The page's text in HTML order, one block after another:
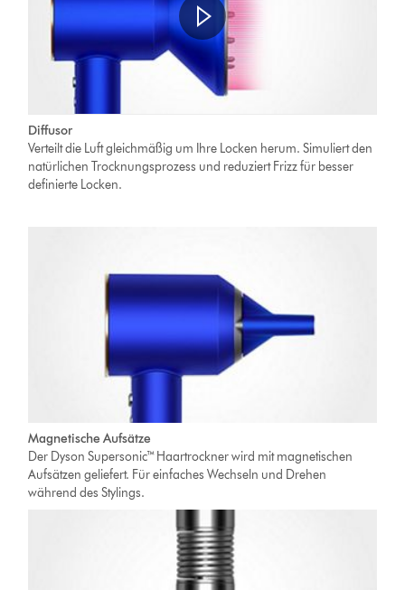
Diffusor
Verteilt die Luft gleichmäßig um Ihre Locken herum. Simuliert den
natürlichen Trocknungsprozess und reduziert Frizz für besser
definierte Locken.
Magnetische Aufsätze
Der Dyson Supersonic™ Haartrockner wird mit magnetischen
Aufsätzen geliefert. Für einfaches Wechseln und Drehen
während des Stylings.